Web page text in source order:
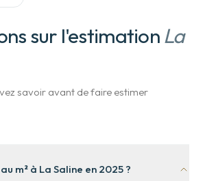
sur l'estimationLa
savoir avant de faire estimer
m² à La Saline en 2025 ?